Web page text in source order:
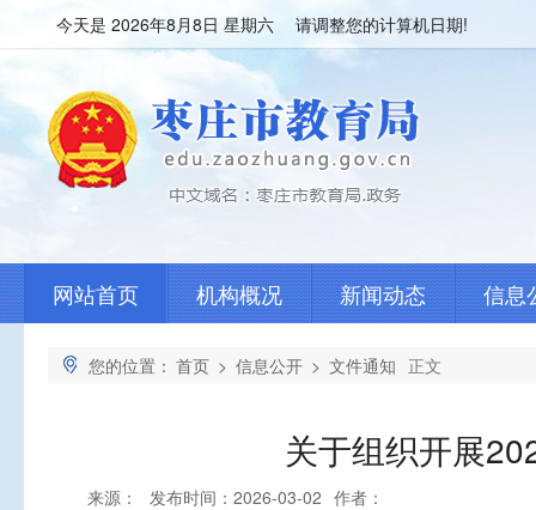
今天是 2026年8月8日 星期六 请调整您的计算机日期!
网站首页 机构概况 新闻动态 信息
您的位置： 首页 > 信息公开 > 文件通知 正文
关于组织开展
来源： 发布时间：2026-03-02 作者：